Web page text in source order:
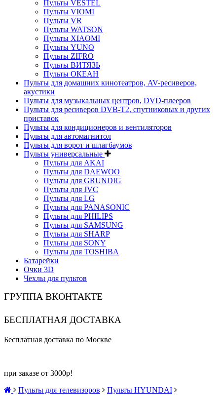
Пульты VESTEL
Пульты VIOMI
Пульты VR
Пульты WATSON
Пульты XIAOMI
Пульты YUNO
Пульты ZIFRO
Пульты ВИТЯЗЬ
Пульты ОКЕАН
Пульты для домашних кинотеатров, AV-ресиверов,
акустики
Пульты для музыкальных центров, DVD-плееров
Пульты для ресиверов DVB-T2, спутниковых и других
приставок
Пульты для кондиционеров и вентиляторов
Пульты для автомагнитол
Пульты для ворот и шлагбаумов
Пульты универсальные
Пульты для AKAI
Пульты для DAEWOO
Пульты для GRUNDIG
Пульты для JVC
Пульты для LG
Пульты для PANASONIC
Пульты для PHILIPS
Пульты для SAMSUNG
Пульты для SHARP
Пульты для SONY
Пульты для TOSHIBA
Батарейки
Очки 3D
Чехлы для пультов
ГРУППА ВКОНТАКТЕ
БЕСПЛАТНАЯ ДОСТАВКА
Бесплатная доставка по Москве
при заказе от 3000р!
Пульты для телевизоров
Пульты HYUNDAI